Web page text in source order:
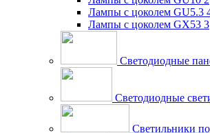
Лампы с цоколем GU5.3
Лампы с цоколем GX53 3
Светодиодные
Светодиодные
Светильники